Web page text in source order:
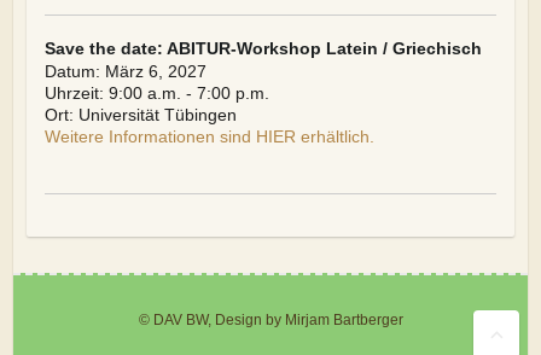
Save the date: ABITUR-Workshop Latein / Griechisch
Datum: März 6, 2027
Uhrzeit: 9:00 a.m. - 7:00 p.m.
Ort: Universität Tübingen
Weitere Informationen sind HIER erhältlich.
© DAV BW, Design by Mirjam Bartberger